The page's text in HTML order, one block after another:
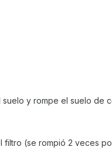
y rompe el suelo de
(se rompió 2 veces